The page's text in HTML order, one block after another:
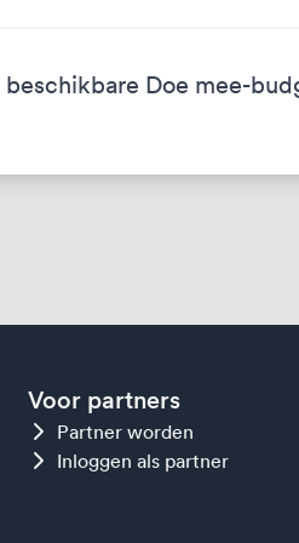
Doe mee-
Voor partners
Partner worden
Inloggen als partner